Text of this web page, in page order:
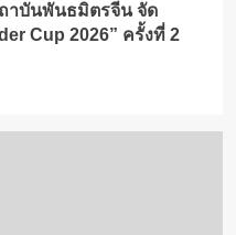
าบันพันธมิตรจีน จัด
Cup 2026” ครั้งที่ 2